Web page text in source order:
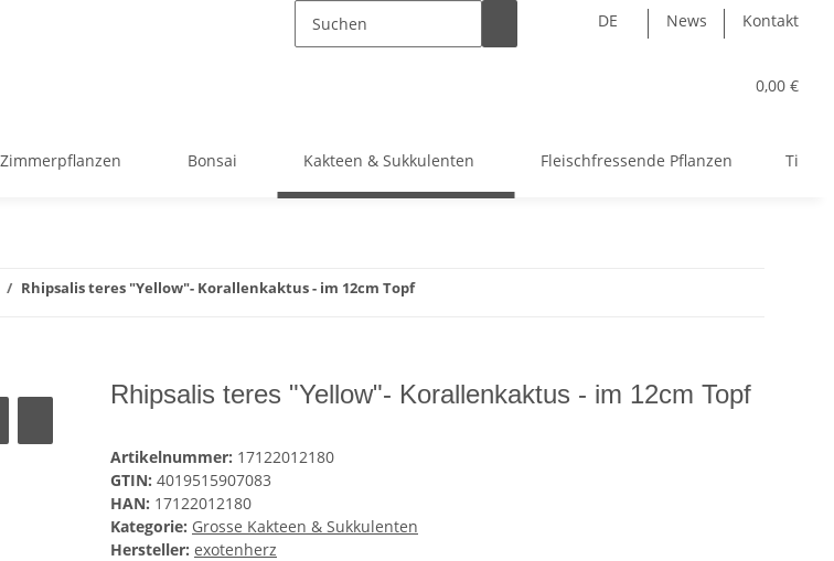
DE News Kontakt
0,00 €
Zimmerpflanzen Bonsai Kakteen & Sukkulenten Fleischfressende Pflanzen
Rhipsalis teres "Yellow"- Korallenkaktus - im 12cm Topf
Rhipsalis teres "Yellow"- Korallenkaktus - im 12cm Topf
Artikelnummer: 17122012180
GTIN: 4019515907083
HAN: 17122012180
Kategorie: Grosse Kakteen & Sukkulenten
Hersteller: exotenherz